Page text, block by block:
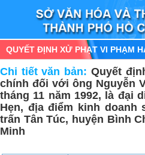
QUYẾT ĐỊNH XỬ PHẠT VI PHẠM
Chi tiết văn bản: Quyết
chính đối với ông Nguyễn
tháng 11 năm 1992, là đại
Hẹn, địa điểm kinh doanh
trấn Tân Túc, huyện Bình
Minh